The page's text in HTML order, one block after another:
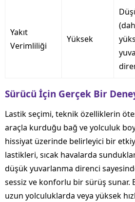
Yakıt
Verimliliği
Yüksek
Sürücü İçin Gerçek Bir
Lastik seçimi, teknik özelliklerin
araçla kurduğu bağ ve yolculuk
hissiyat üzerinde belirleyici bir
lastikleri, sıcak havalarda
düşük yuvarlanma direnci
sessiz ve konforlu bir sürüş sunar.
uzun yolculuklarda veya yüksek